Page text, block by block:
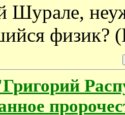
Шурале,
физик?